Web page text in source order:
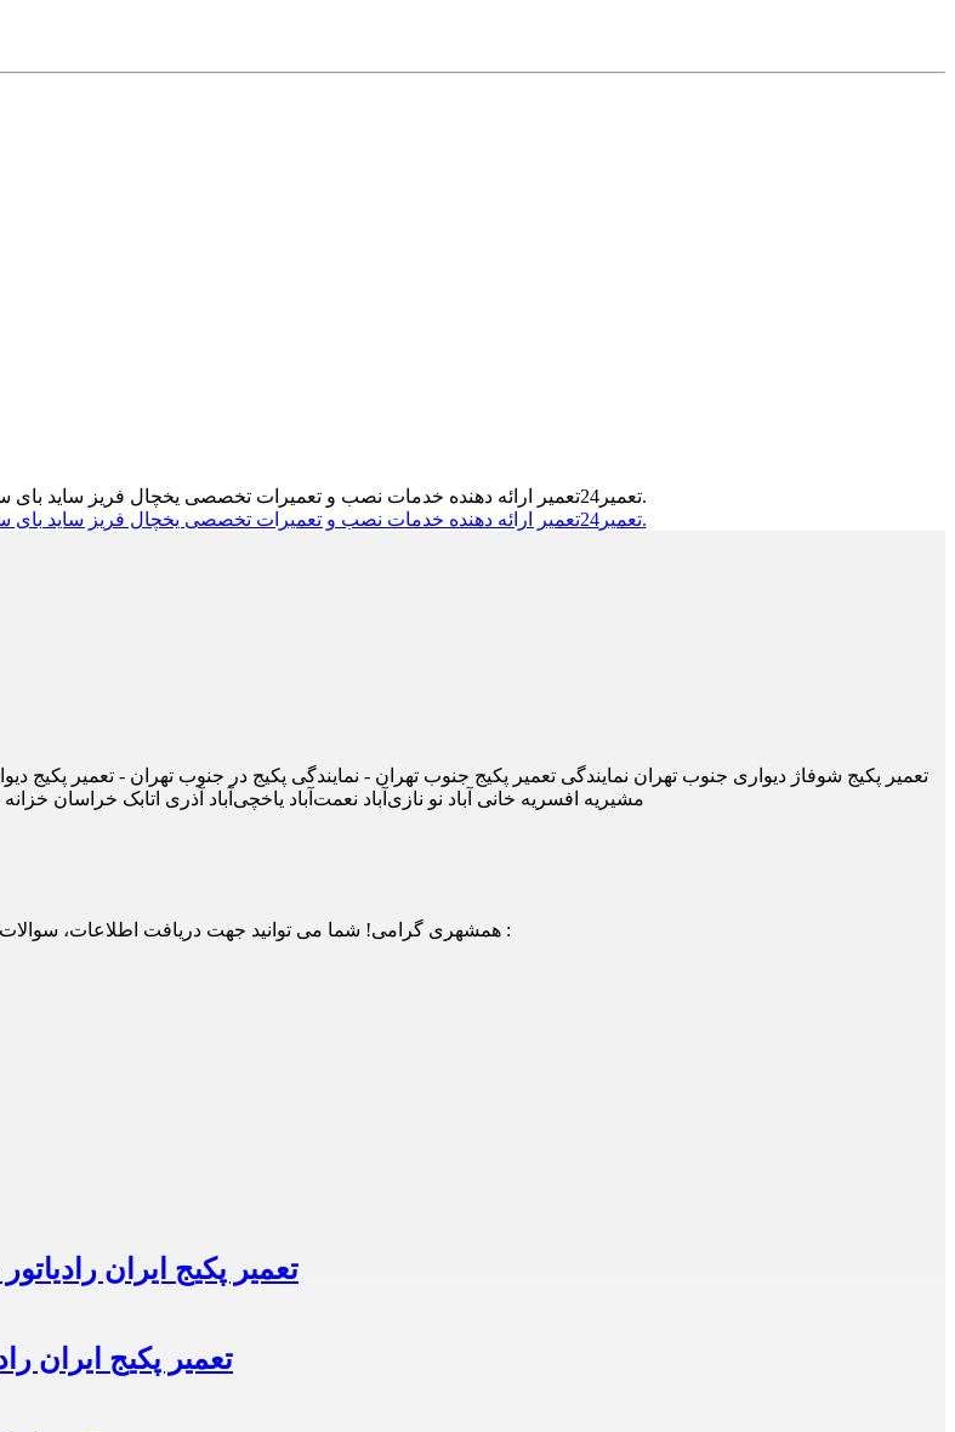
تعمیر پکیج شوفاژ دیواری جنوب تهران نمایندگی تعمیر پکیج جنوب تهران - نمایندگی پکیج در جنوب تهران - تعمیر
مشیریه افسریه خانی آباد نو نازی‌آباد نعمت‌آباد یاخچی‌آباد آذری اتابک خراسان
همشهری گرامی! شما می توانید جهت دریافت اطلاعات، سوالات و یا درخواست اعزام تعمیرکار/سرویسکار با شماره های ذیل نیز تماس حاصل فرمایید :
تعمیر پکیج ایران
تعمیر پکیج ایران